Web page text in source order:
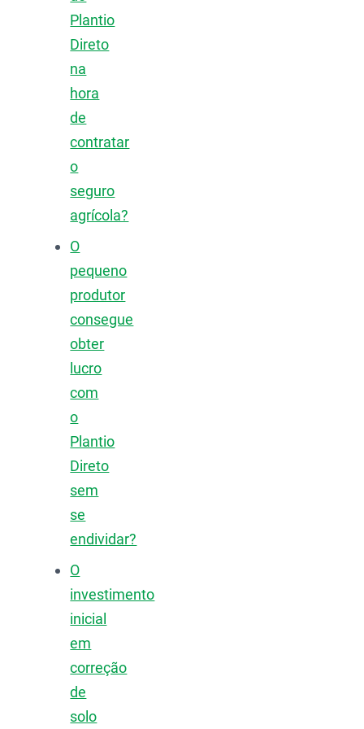
Plantio
Direto
na
hora
de
contratar
o
seguro
agrícola?
O
pequeno
produtor
consegue
obter
lucro
com
o
Plantio
Direto
sem
se
endividar?
O
investimento
inicial
em
correção
de
solo